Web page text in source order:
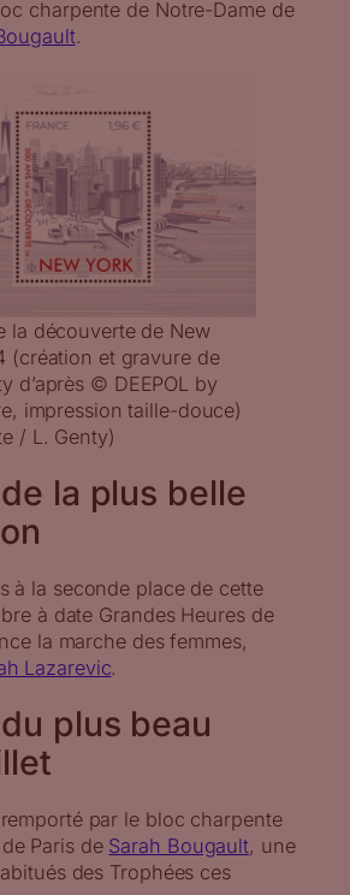
charpente de Notre-Dame de
.
la découverte de New
(création et gravure de
d’après © DEEPOL by
impression taille-douce)
/ L. Genty)
la plus belle
à la seconde place de cette
à date Grandes Heures de
la marche des femmes,
Lazarevic.
plus beau
par le bloc charpente
Paris de Sarah Bougault, une
des Trophées ces